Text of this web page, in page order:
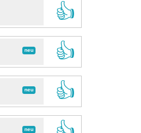
👍
neu
👍
neu
👍
neu